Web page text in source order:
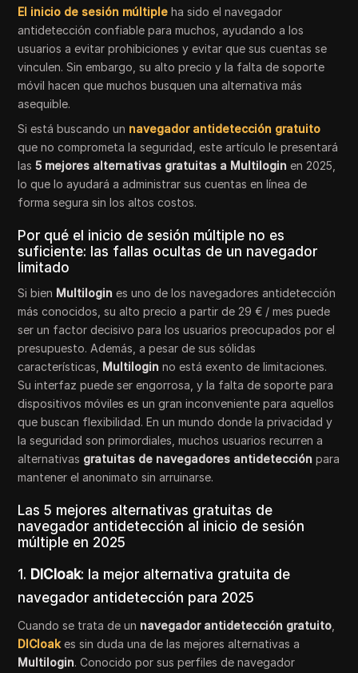
El inicio de sesión múltiple ha sido el navegador
antidetección confiable para muchos, ayudando a los
usuarios a evitar prohibiciones y evitar que sus cuentas se
vinculen. Sin embargo, su alto precio y la falta de soporte
móvil hacen que muchos busquen una alternativa más
asequible.
Si está buscando un navegador antidetección gratuito
que no comprometa la seguridad, este artículo le presentará
las5 mejores alternativas gratuitas a Multilogin en 2025,
lo que lo ayudará a administrar sus cuentas en línea de
forma segura sin los altos costos.
Por qué el inicio de sesión múltiple no es
suficiente: las fallas ocultas de un navegador
limitado
Si bien Multilogin es uno de los navegadores antidetección
más conocidos, su alto precio a partir de 29 € / mes puede
ser un factor decisivo para los usuarios preocupados por el
presupuesto. Además, a pesar de sus sólidas
características, Multilogin no está exento de limitaciones.
Su interfaz puede ser engorrosa, y la falta de soporte para
dispositivos móviles es un gran inconveniente para aquellos
que buscan flexibilidad. En un mundo donde la privacidad y
la seguridad son primordiales, muchos usuarios recurren a
alternativas gratuitas de navegadores antidetección para
mantener el anonimato sin arruinarse.
Las 5 mejores alternativas gratuitas de
navegador antidetección al inicio de sesión
múltiple en 2025
1. DICloak: la mejor alternativa gratuita de
navegador antidetección para 2025
Cuando se trata de un navegador antidetección gratuito
DICloak es sin duda una de las mejores alternativas a
Multilogin. Conocido por sus perfiles de navegador